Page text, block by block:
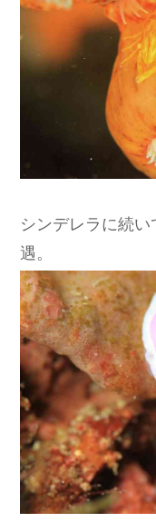
シンデレラに続
遇。